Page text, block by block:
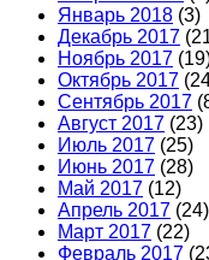
Январь 2018 (3)
Декабрь 2017
Ноябрь 2017
Октябрь 2017
Сентябрь 2017
Август 2017 (23)
Июль 2017 (25)
Июнь 2017 (28)
Май 2017 (12)
Апрель 2017 (24)
Март 2017 (22)
Февраль 2017